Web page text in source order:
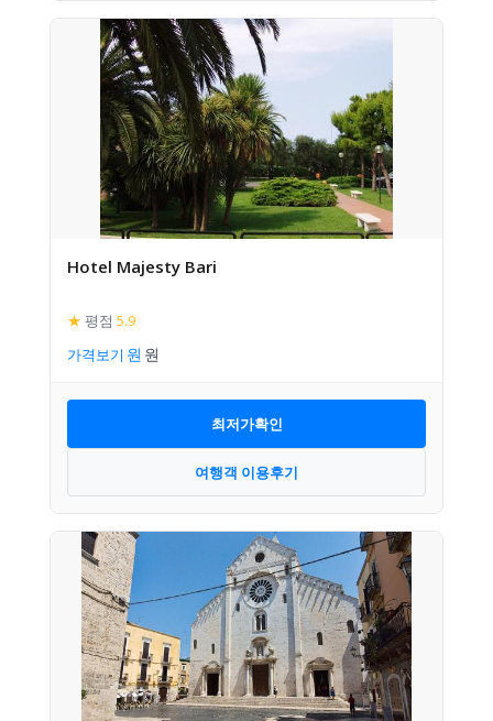
Hotel Majesty Bari
★ 평점 5.9
가격보기
최저가확인
여행객 이용후기